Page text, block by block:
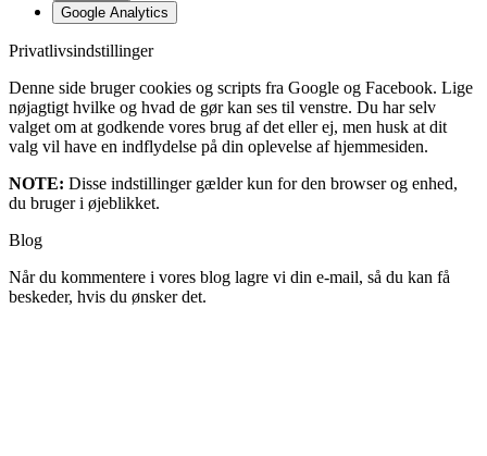
Google Analytics
Privatlivsindstillinger
Denne side bruger cookies og scripts fra Google og Facebook. Lige
nøjagtigt hvilke og hvad de gør kan ses til venstre. Du har selv
valget om at godkende vores brug af det eller ej, men husk at dit
valg vil have en indflydelse på din oplevelse af hjemmesiden.
NOTE: Disse indstillinger gælder kun for den browser og enhed,
du bruger i øjeblikket.
Blog
Når du kommentere i vores blog lagre vi din e-mail, så du kan få
beskeder, hvis du ønsker det.